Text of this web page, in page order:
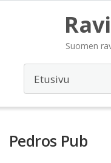
Suomen
Pedros Pub